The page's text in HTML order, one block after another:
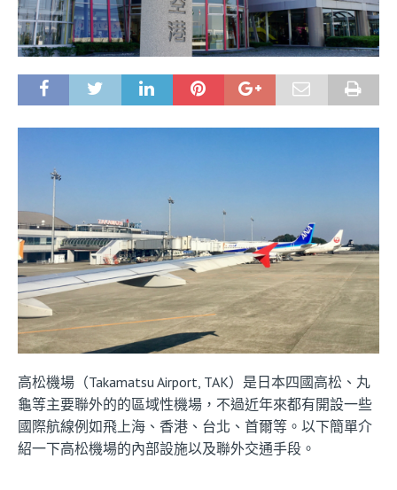
高松機場（Takamatsu Airport, TAK）是日本四國高松、丸
龜等主要聯外的的區域性機場，不過近年來都有開設一些
國際航線例如飛上海、香港、台北、首爾等。以下簡單介
紹一下高松機場的內部設施以及聯外交通手段。